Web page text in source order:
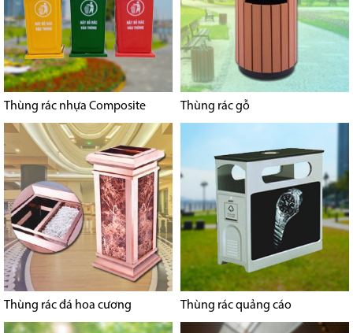
Thùng rác nhựa Composite Thùng rác gỗ
Thùng rác đá hoa cương Thùng rác quảng cáo